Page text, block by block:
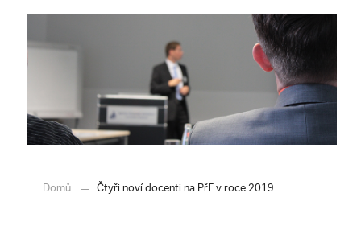
Domů Čtyři noví docenti na PřF v roce 2019